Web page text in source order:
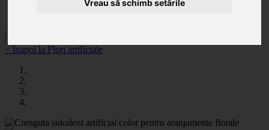
Vreau să schimb setările
< înapoi la Flori artificiale